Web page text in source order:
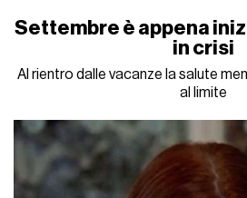
Settembre è appena
in crisi
Al rientro dalle vacanze la salute
al limite